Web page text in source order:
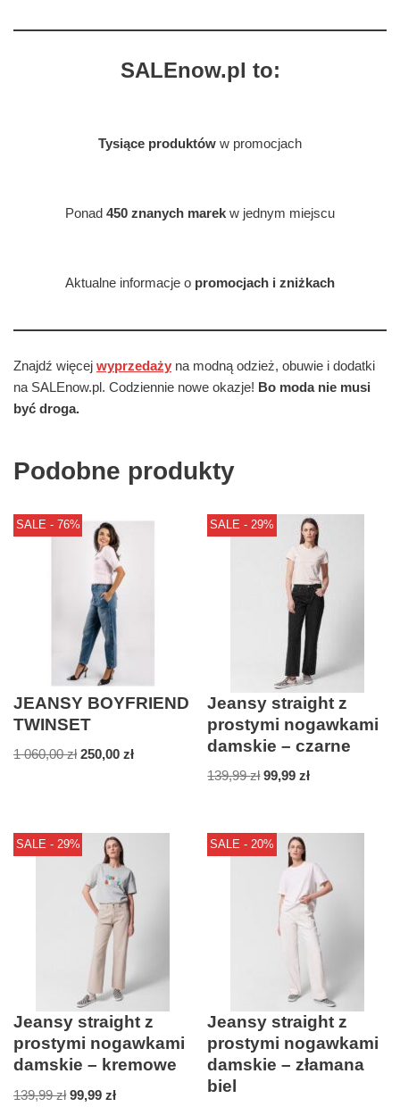
SALEnow.pl to:
Tysiące produktów w promocjach
Ponad 450 znanych marek w jednym miejscu
Aktualne informacje o promocjach i zniżkach
Znajdź więcej wyprzedaży na modną odzież, obuwie i dodatki
na SALEnow.pl. Codziennie nowe okazje! Bo moda nie musi
być droga.
Podobne produkty
SALE - 76%
JEANSY BOYFRIEND
TWINSET
1 060,00zł 250,00 zł
SALE - 29%
Jeansy straight z
prostymi nogawkami
damskie – czarne
139,99zł 99,99zł
SALE - 29%
Jeansy straight z
prostymi nogawkami
damskie – kremowe
139,99zł 99,99 zł
SALE - 20%
Jeansy straight z
prostymi nogawkami
damskie – złamana
biel